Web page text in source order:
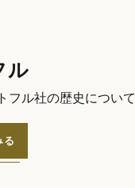
ル
フル社の歴史について
る